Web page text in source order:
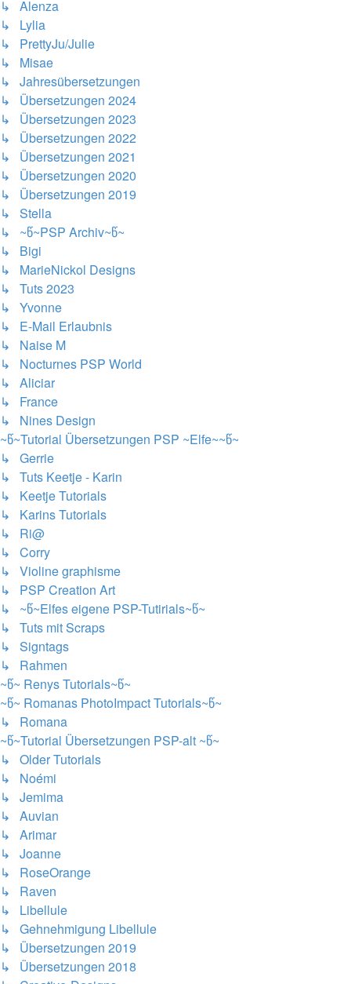
↳ Alenza
↳ Lylia
↳ PrettyJu/Julie
↳ Misae
↳ Jahresübersetzungen
↳ Übersetzungen 2024
↳ Übersetzungen 2023
↳ Übersetzungen 2022
↳ Übersetzungen 2021
↳ Übersetzungen 2020
↳ Übersetzungen 2019
↳ Stella
↳ ~წ~PSP Archiv~წ~
↳ Bigi
↳ MarieNickol Designs
↳ Tuts 2023
↳ Yvonne
↳ E-Mail Erlaubnis
↳ Naise M
↳ Nocturnes PSP World
↳ Aliciar
↳ France
↳ Nines Design
~წ~Tutorial Übersetzungen PSP ~Elfe~~წ~
↳ Gerrie
↳ Tuts Keetje - Karin
↳ Keetje Tutorials
↳ Karins Tutorials
↳ Ri@
↳ Corry
↳ Violine graphisme
↳ PSP Creation Art
↳ ~წ~Elfes eigene PSP-Tutirials~წ~
↳ Tuts mit Scraps
↳ Signtags
↳ Rahmen
~წ~ Renys Tutorials~წ~
~წ~ Romanas PhotoImpact Tutorials~წ~
↳ Romana
~წ~Tutorial Übersetzungen PSP-alt ~წ~
↳ Older Tutorials
↳ Noémi
↳ Jemima
↳ Auvian
↳ Arimar
↳ Joanne
↳ RoseOrange
↳ Raven
↳ Libellule
↳ Gehnehmigung Libellule
↳ Übersetzungen 2019
↳ Übersetzungen 2018